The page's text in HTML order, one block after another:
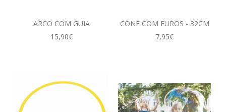
ARCO COM GUIA
15,90€
CONE COM FUROS - 32CM
7,95€